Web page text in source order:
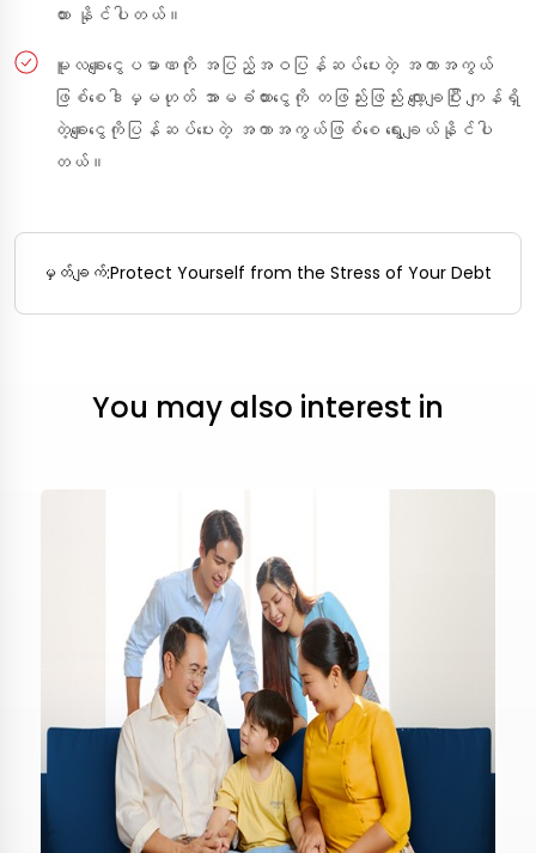
ထား နိုင်ပါတယ်။
မူလချေးငွေပမာဏကို အပြည့်အဝပြန်ဆပ်ပေးတဲ့ အကာအကွယ်
ဖြစ်စေဒါမှမဟုတ် အာမခံထားငွေကို တဖြည်းဖြည်း လျော့ချပြီး ကျန်ရှိ
တဲ့ချေးငွေကိုပြန်ဆပ်ပေးတဲ့ အကာအကွယ်ဖြစ်စေ ရွေးချယ်နိုင်ပါ
တယ်။
မှတ်ချက်:Protect Yourself from the Stress of Your Debt
You may also interest in